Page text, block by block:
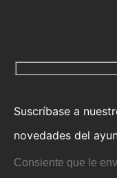
Suscríbase a
novedades del
Consiente que le